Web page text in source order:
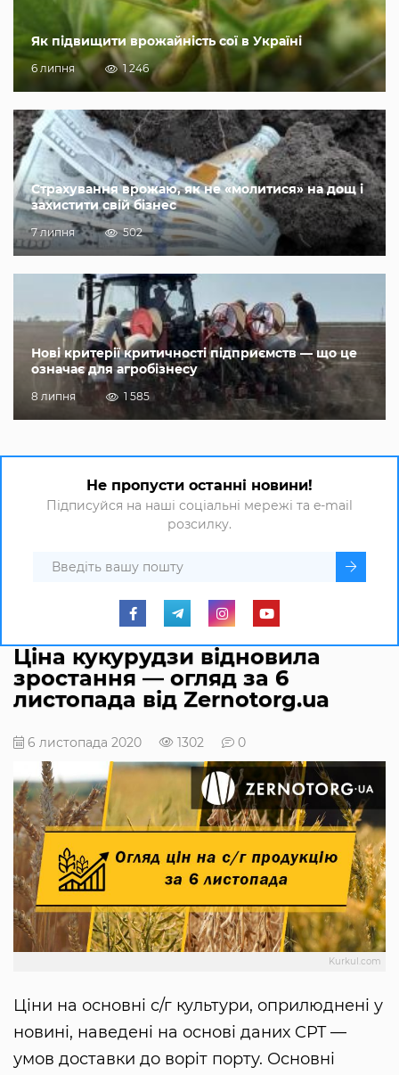
Як підвищити врожайність сої в Україні
6 липня 1 246
Страхування врожаю, як не «молитися» на дощ і
захистити свій бізнес
7 липня 502
Нові критерії критичності підприємств — що це
означає для агробізнесу
8 липня 1 585
Не пропусти останні новини!
Підписуйся на наші соціальні мережі та e-mail
розсилку.
Ціна кукурудзи відновила
зростання — огляд за 6
листопада від Zernotorg.ua
6 листопада 2020 1302 0
Kurkul.com
Ціни на основні с/г культури, оприлюднені у
новині, наведені на основі даних CPT —
умов доставки до воріт порту. Основні